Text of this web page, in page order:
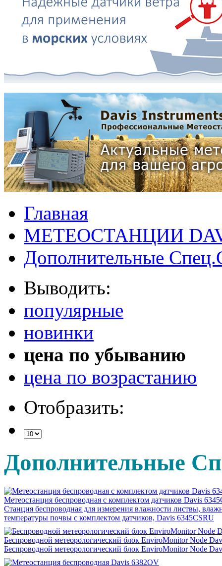
Главная
МЕТЕОСТАНЦИИ
Дополнительные
Выводить:
популярные
новинки
цена по убыванию
цена по возрастанию
Отобразить:
Дополнительные
Метеостанция беспроводная c комплектом датчиков Davis
Станция беспроводная для измерения влажности листвы,
температуры почвы с комплектом датчиков, Davis 6345CSRU
Беспроводной метеорологический блок EnviroMonitor Node
Беспроводной метеорологический блок EnviroMonitor Node